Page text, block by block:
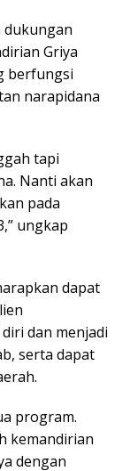
dukungan
Griya
berfungsi
narapidana
tapi
Nanti akan
pada
ungkap
dapat
dan menjadi
serta dapat
program.
kemandirian
dengan